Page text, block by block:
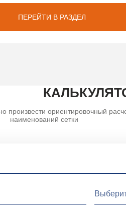
ПЕРЕЙТИ В РАЗДЕЛ
произвести ориентировочный
наименований сетки